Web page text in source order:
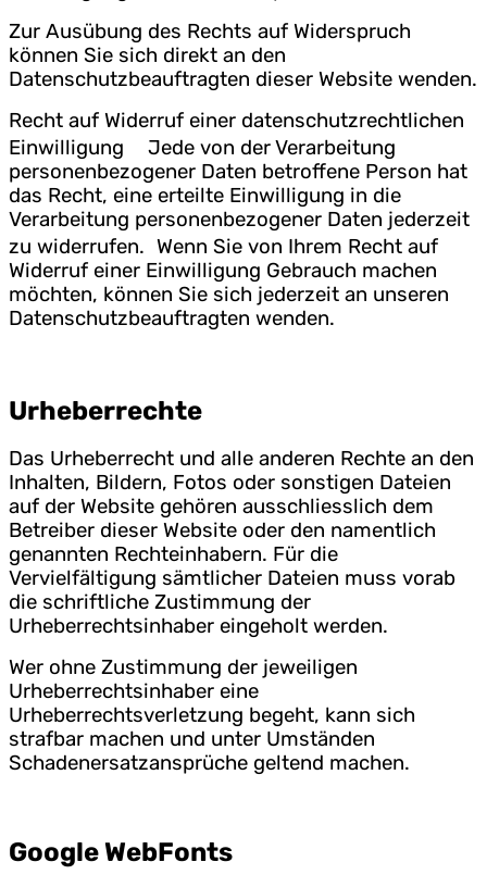
Zur Ausübung des Rechts auf Widerspruch
können Sie sich direkt an den
Datenschutzbeauftragten dieser Website wenden.
Recht auf Widerruf einer datenschutzrechtlichen
Einwilligung Jede von der Verarbeitung
personenbezogener Daten betroffene Person hat
das Recht, eine erteilte Einwilligung in die
Verarbeitung personenbezogener Daten jederzeit
zu widerrufen. Wenn Sie von Ihrem Recht auf
Widerruf einer Einwilligung Gebrauch machen
möchten, können Sie sich jederzeit an unseren
Datenschutzbeauftragten wenden.
Urheberrechte
Das Urheberrecht und alle anderen Rechte an den
Inhalten, Bildern, Fotos oder sonstigen Dateien
auf der Website gehören ausschliesslich dem
Betreiber dieser Website oder den namentlich
genannten Rechteinhabern. Für die
Vervielfältigung sämtlicher Dateien muss vorab
die schriftliche Zustimmung der
Urheberrechtsinhaber eingeholt werden.
Wer ohne Zustimmung der jeweiligen
Urheberrechtsinhaber eine
Urheberrechtsverletzung begeht, kann sich
strafbar machen und unter Umständen
Schadenersatzansprüche geltend machen.
Google WebFonts